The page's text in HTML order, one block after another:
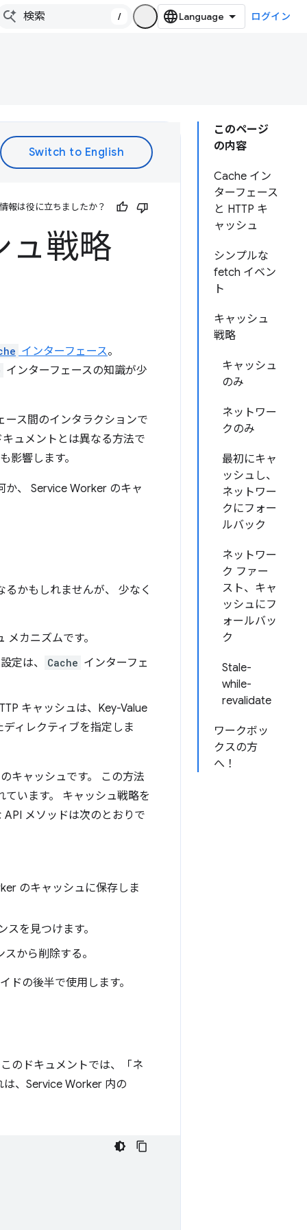
/ ログイン
このページ
の内容
Cache イン
ターフェース
と HTTP キ
ャッシュ
シンプルな
fetch イベン
ト
キャッシュ
戦略
キャッシュ
のみ
ネットワー
クのみ
最初にキャ
ッシュし、
ネットワー
クにフォー
ルバック
ネットワー
ク ファー
スト、キャ
ッシュにフ
ォールバッ
ク
Stale-
while-
revalidate
ワークボッ
クスの方
へ！
報は役に立ちましたか？
ュ戦略
インターフェース。
インターフェースの知識が少
ース間のインタラクションで
ュメントとは異なる方法で
影響します。
か、 Service Worker のキャ
かもしれませんが、 少なく
カニズムです。
定は、 Cache インターフェ
キャッシュは、Key-Value
ィレクティブを指定しま
キャッシュです。 この方法
います。 キャッシュ戦略を
メソッドは次のとおりで
のキャッシュに保存しま
を見つけます。
から削除する。
ドの後半で使用します。
のドキュメントでは、「ネ
、Service Worker 内の